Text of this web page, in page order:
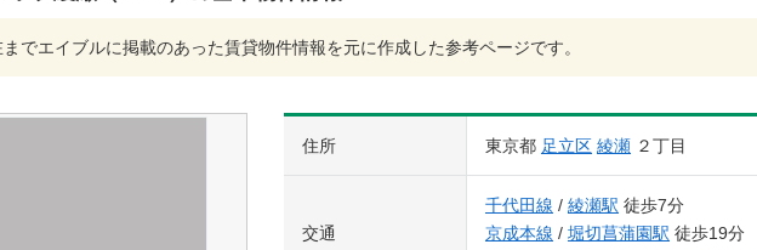
でエイブルに掲載のあった賃貸物件情報を元に作成した参考ページです。
住所 東京都 足立区 綾瀬 ２丁目
交通
千代田線 / 綾瀬駅 徒歩7分
京成本線 / 堀切菖蒲園駅 徒歩19分